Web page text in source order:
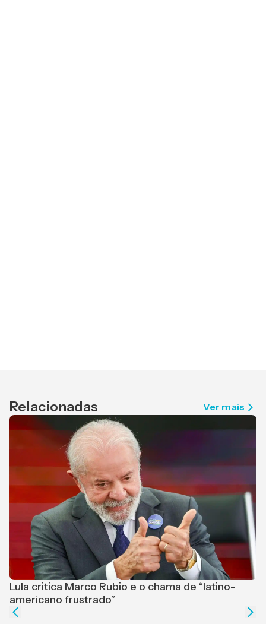
Relacionadas Ver mais
Lula critica Marco Rubio e o chama de “latino-
americano frustrado”